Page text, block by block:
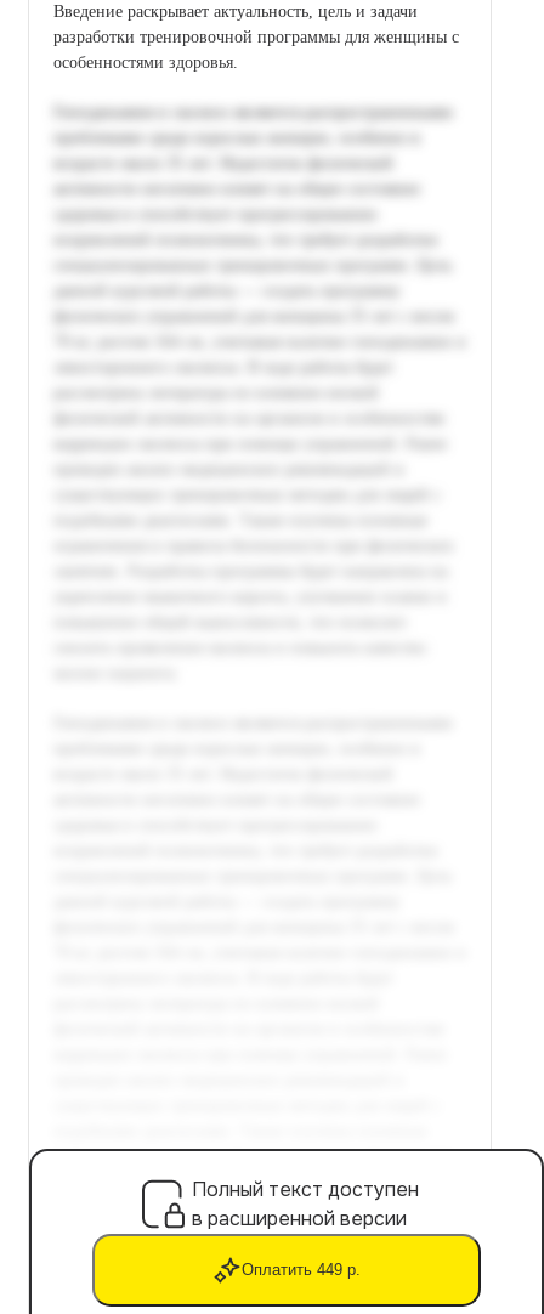
Введение раскрывает актуальность, цель и задачи
разработки тренировочной программы для женщины с
особенностями здоровья.
Полный текст доступен
в расширенной версии
Оплатить 449 р.